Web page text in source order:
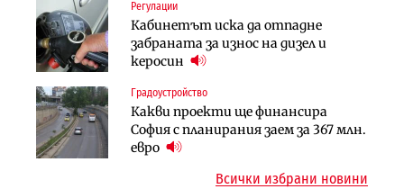
Регулации
Кабинетът иска да отпадне
забраната за износ на дизел и
керосин
Градоустройство
Какви проекти ще финансира
София с планирания заем за 367 млн.
евро
Инфраструктура
АПИ възложи промяната на
парцеларния план за
Търново
Градоустройство
Шест кандидата с интерес към
Инфраструктура
Вторият мост над Варненското
езеро става част от бъдещата
магистрала „Черно море“
Публични финанси
Регионалният министър поема „на
ръчно управление“ общинската
инвестиционна програма
Всички избрани новини